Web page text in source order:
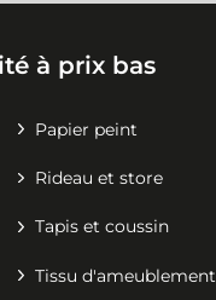
à prix bas
Papier peint
Rideau et store
Tapis et coussin
Tissu d'ameublement